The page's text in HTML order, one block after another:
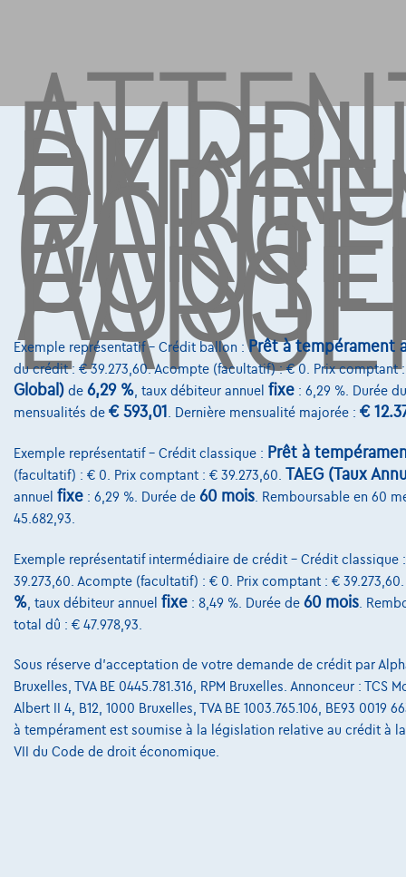
DE
COÛTE
Exemple représentatif – Crédit ballon :Prêt à tempérament
du crédit : € 39.273,60. Acompte (facultatif) : € 0. Prix comptant
Global) de 6,29 % , taux débiteur annuel fixe : 6,29 %. Durée
mensualités de € 593,01 . Dernière mensualité majorée : €
Exemple représentatif – Crédit classique : Prêt à
(facultatif) : € 0. Prix comptant : € 39.273,60. TAEG (Taux
annuel fixe : 6,29 %. Durée de 60 mois . Remboursable en 60
45.682,93.
Exemple représentatif intermédiaire de crédit – Crédit classique
39.273,60. Acompte (facultatif) : € 0. Prix comptant : €
% , taux débiteur annuel fixe : 8,49 %. Durée de 60 mois .
total dû : € 47.978,93.
Sous réserve d'acceptation de votre demande de crédit par
Bruxelles, TVA BE 0445.781.316, RPM Bruxelles. Annonceur :
Albert II 4, B12, 1000 Bruxelles, TVA BE 1003.765.106, BE93 0019
à tempérament est soumise à la législation relative au crédit à
VII du Code de droit économique.